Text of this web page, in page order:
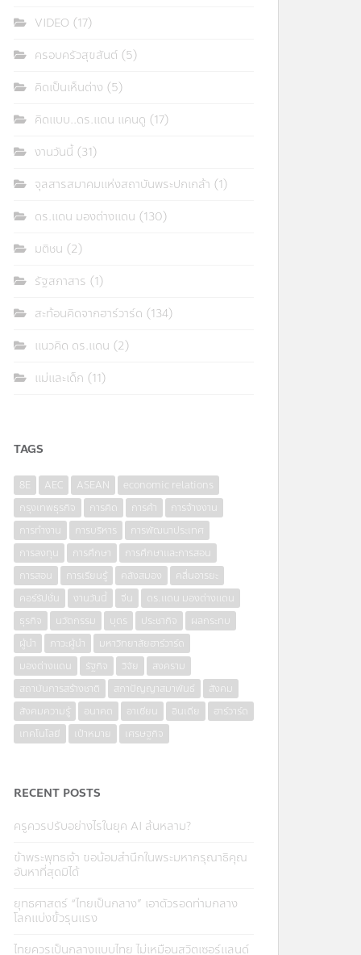
VIDEO (17)
ครอบครัวสุขสันต์ (5)
คิดเป็นเห็นต่าง (5)
คิดแบบ..ดร.แดน แคนดู (17)
งานวันนี้ (31)
จุลสารสมาคมแห่งสถาบันพระปกเกล้า (1)
ดร.แดน มองต่างแดน (130)
มติชน (2)
รัฐสภาสาร (1)
สะท้อนคิดจากฮาร์วาร์ด (134)
แนวคิด ดร.แดน (2)
แม่และเด็ก (11)
TAGS
8E AEC ASEAN
economic relations
กรุงเทพธุรกิจ
การคิด การค้า
การจ้างงาน
การทำงาน
การบริหาร
การพัฒนาประเทศ
การลงทุน
การศึกษา
การศึกษาและการสอน
การสอน
การเรียนรู้ คลังสมอง
คลื่นอารยะ
คอร์รัปชั่น
งานวันนี้ จีน
ดร.แดน มองต่างแดน
ธุรกิจ
นวัตกรรม บุตร ประชากิจ
ผลกระทบ
ผู้นำ
ภาวะผู้นำ
มหาวิทยาลัยฮาร์วาร์ด
มองต่างแดน
รัฐกิจ วิจัย
สงคราม
สถาบันการสร้างชาติ
สภาปัญญาสมาพันธ์
สังคม
สังคมความรู้
อนาคต อาเซียน อินเดีย
ฮาร์วาร์ด
เทคโนโลยี
เป้าหมาย เศรษฐกิจ
RECENT POSTS
ครูควรปรับอย่างไรในยุค AI ล้นหลาม?
ข้าพระพุทธเจ้า ขอน้อมสำนึกในพระมหากรุณาธิคุณ
อันหาที่สุดมิได้
ยุทธศาสตร์ “ไทยเป็นกลาง” เอาตัวรอดท่ามกลาง
โลกแบ่งขั้วรุนแรง
ไทยควรเป็นกลางแบบไทย ไม่เหมือนสวิตเซอร์แลนด์